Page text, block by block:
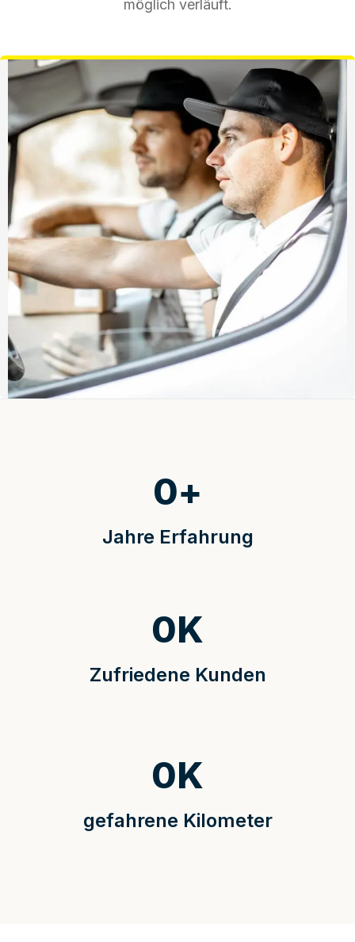
möglich verläuft.
Jahre Erfahrung
0+
Zufriedene Kunden
0K
gefahrene Kilometer
0K